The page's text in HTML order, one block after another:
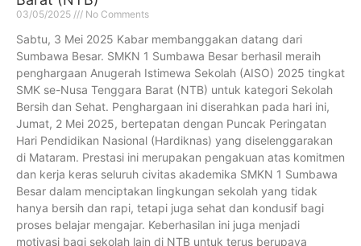
03/05/2025 No Comments
Sabtu, 3 Mei 2025 Kabar membanggakan datang dari
Sumbawa Besar. SMKN 1 Sumbawa Besar berhasil meraih
penghargaan Anugerah Istimewa Sekolah (AISO) 2025 tingkat
SMK se-Nusa Tenggara Barat (NTB) untuk kategori Sekolah
Bersih dan Sehat. Penghargaan ini diserahkan pada hari ini,
Jumat, 2 Mei 2025, bertepatan dengan Puncak Peringatan
Hari Pendidikan Nasional (Hardiknas) yang diselenggarakan
di Mataram. Prestasi ini merupakan pengakuan atas komitmen
dan kerja keras seluruh civitas akademika SMKN 1 Sumbawa
Besar dalam menciptakan lingkungan sekolah yang tidak
hanya bersih dan rapi, tetapi juga sehat dan kondusif bagi
proses belajar mengajar. Keberhasilan ini juga menjadi
motivasi bagi sekolah lain di NTB untuk terus berupaya